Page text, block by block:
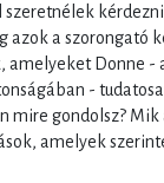
szeretnélek
azok a szorongató
amelyeket Donne -
-
mire gondolsz?
amelyek